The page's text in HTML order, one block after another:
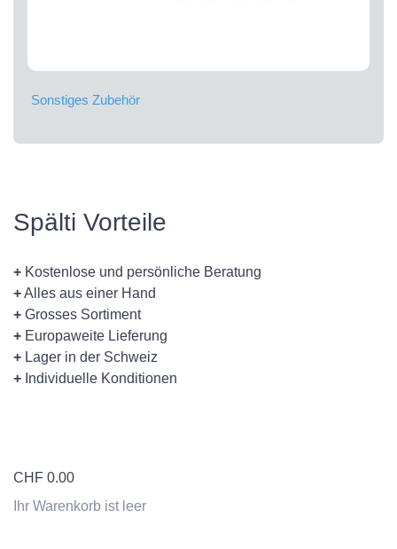
Sonstiges Zubehör
Spälti Vorteile
+ Kostenlose und persönliche Beratung
+Alles aus einer Hand
+ Grosses Sortiment
+ Europaweite Lieferung
+ Lager in der Schweiz
+ Individuelle Konditionen
CHF 0.00
Ihr Warenkorb ist leer